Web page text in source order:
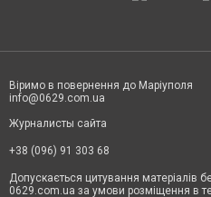
Віримо в повернення до Маріуполя
info@0629.com.ua
Журналисты сайта
+38 (096) 91 303 68
Допускається цитування матеріалів
0629.com.ua за умови розміщення в